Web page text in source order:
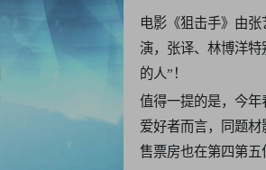
电影《狙击手》由
演，张译、林博洋
的人”！
值得一提的是，今
爱好者而言，同题
售票房也在第四第五